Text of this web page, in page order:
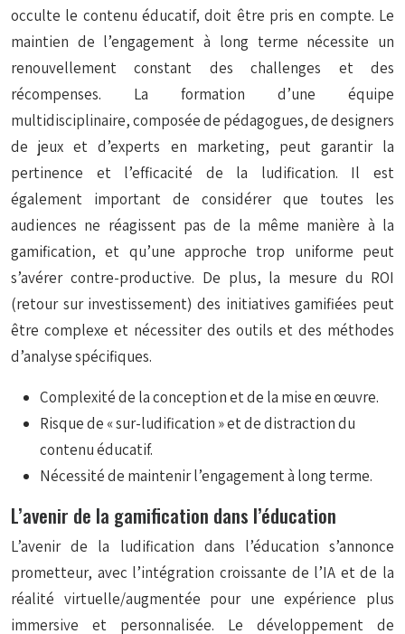
occulte le contenu éducatif, doit être pris en compte. Le
maintien de l’engagement à long terme nécessite un
renouvellement constant des challenges et des
récompenses. La formation d’une équipe
multidisciplinaire, composée de pédagogues, de designers
de jeux et d’experts en marketing, peut garantir la
pertinence et l’efficacité de la ludification. Il est
également important de considérer que toutes les
audiences ne réagissent pas de la même manière à la
gamification, et qu’une approche trop uniforme peut
s’avérer contre-productive. De plus, la mesure du ROI
(retour sur investissement) des initiatives gamifiées peut
être complexe et nécessiter des outils et des méthodes
d’analyse spécifiques.
Complexité de la conception et de la mise en œuvre.
Risque de « sur-ludification » et de distraction du
contenu éducatif.
Nécessité de maintenir l’engagement à long terme.
L’avenir de la gamification dans l’éducation
L’avenir de la ludification dans l’éducation s’annonce
prometteur, avec l’intégration croissante de l’IA et de la
réalité virtuelle/augmentée pour une expérience plus
immersive et personnalisée. Le développement de